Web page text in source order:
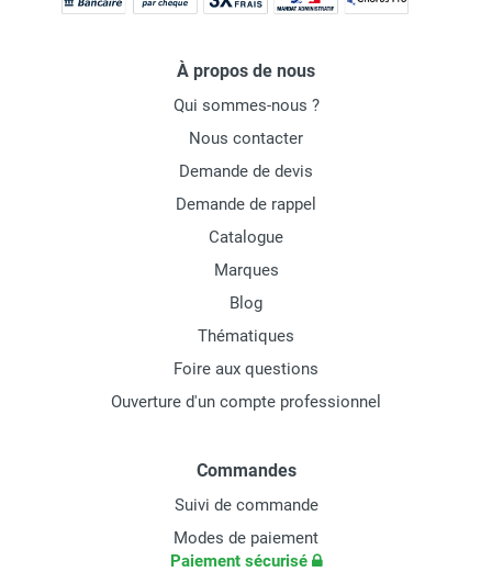
À propos de nous
Qui sommes-nous ?
Nous contacter
Demande de devis
Demande de rappel
Catalogue
Marques
Blog
Thématiques
Foire aux questions
Ouverture d'un compte professionnel
Commandes
Suivi de commande
Modes de paiement
Paiement sécurisé